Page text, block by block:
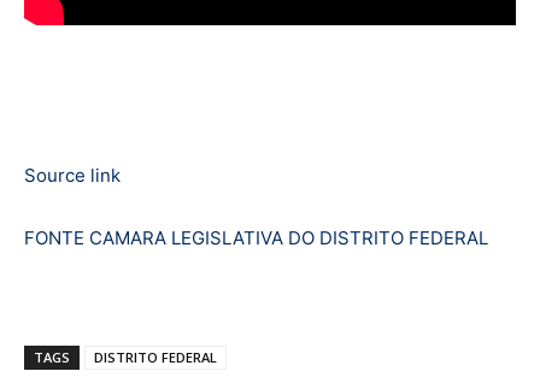
Source link
FONTE CAMARA LEGISLATIVA DO DISTRITO FEDERAL
TAGS DISTRITO FEDERAL